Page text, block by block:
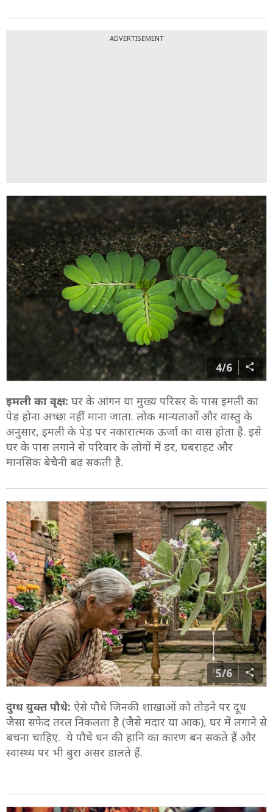
ADVERTISEMENT
4/6
इमली का वृक्ष: घर के आंगन या मुख्य परिसर के पास इमली का
पेड़ होना अच्छा नहीं माना जाता. लोक मान्यताओं और वास्तु के
अनुसार, इमली के पेड़ पर नकारात्मक ऊर्जा का वास होता है. इसे
घर के पास लगाने से परिवार के लोगों में डर, घबराहट और
मानसिक बेचैनी बढ़ सकती है.
5/6
दुग्ध युक्त पौधे: ऐसे पौधे जिनकी शाखाओं को तोड़ने पर दूध
जैसा सफेद तरल निकलता है (जैसे मदार या आक), घर में लगाने से
बचना चाहिए. ये पौधे धन की हानि का कारण बन सकते हैं और
स्वास्थ्य पर भी बुरा असर डालते हैं.